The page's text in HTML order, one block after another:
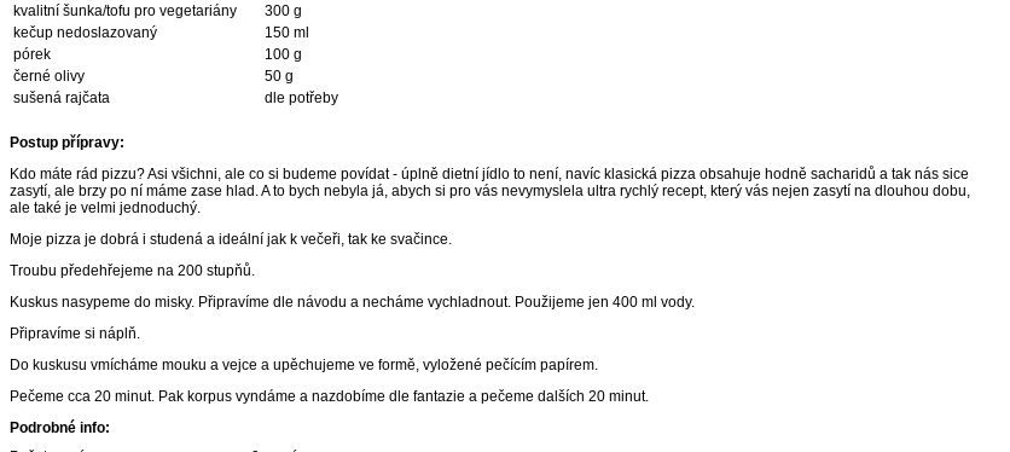
kvalitní šunka/tofu pro vegetariány
300 g
kečup nedoslazovaný
150 ml
pórek
100 g
černé olivy
50 g
sušená rajčata
dle potřeby
Postup přípravy:
Kdo máte rád pizzu? Asi všichni, ale co si budeme povídat - úplně dietní jídlo to není, navíc klasická pizza obsahuje hodně sacharidů a tak nás sice
zasytí, ale brzy po ní máme zase hlad. A to bych nebyla já, abych si pro vás nevymyslela ultra rychlý recept, který vás nejen zasytí na dlouhou dobu,
ale také je velmi jednoduchý.
Moje pizza je dobrá i studená a ideální jak k večeři, tak ke svačince.
Troubu předehřejeme na 200 stupňů.
Kuskus nasypeme do misky. Připravíme dle návodu a necháme vychladnout. Použijeme jen 400 ml vody.
Připravíme si náplň.
Do kuskusu vmícháme mouku a vejce a upěchujeme ve formě, vyložené pečícím papírem.
Pečeme cca 20 minut. Pak korpus vyndáme a nazdobíme dle fantazie a pečeme dalších 20 minut.
Podrobné info: